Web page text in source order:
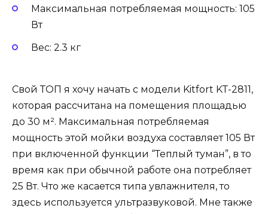
Максимальная потребляемая мощность: 105
Вт
Вес: 2.3 кг
Свой ТОП я хочу начать с модели Kitfort KT-2811,
которая рассчитана на помещения площадью
до 30 м². Максимальная потребляемая
мощность этой мойки воздуха составляет 105 Вт
при включенной функции “Теплый туман”, в то
время как при обычной работе она потребляет
25 Вт. Что же касается типа увлажнителя, то
здесь используется ультразвуковой. Мне также